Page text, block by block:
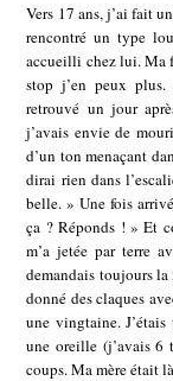
Vers 17 ans, j’ai fait
rencontré un type
accueilli chez lui. Ma
stop j’en peux plus.
retrouvé un jour
j’avais envie de
d’un ton menaçant
dirai rien dans
belle. » Une fois
ça ? Réponds ! » Et
m’a jetée par terre
demandais toujours la
donné des claques
une vingtaine. J’étais
une oreille (j’avais 6
coups. Ma mère était